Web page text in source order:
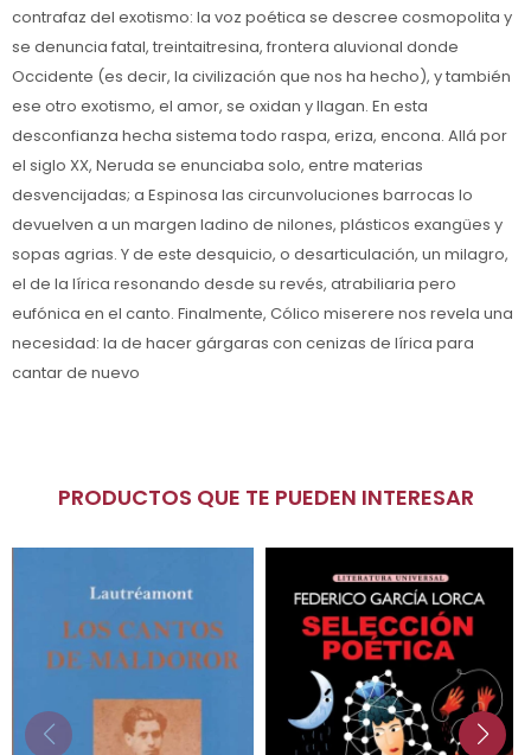
contrafaz del exotismo: la voz poética se descree cosmopolita y
se denuncia fatal, treintaitresina, frontera aluvional donde
Occidente (es decir, la civilización que nos ha hecho), y también
ese otro exotismo, el amor, se oxidan y llagan. En esta
desconfianza hecha sistema todo raspa, eriza, encona. Allá por
el siglo XX, Neruda se enunciaba solo, entre materias
desvencijadas; a Espinosa las circunvoluciones barrocas lo
devuelven a un margen ladino de nilones, plásticos exangües y
sopas agrias. Y de este desquicio, o desarticulación, un milagro,
el de la lírica resonando desde su revés, atrabiliaria pero
eufónica en el canto. Finalmente, Cólico miserere nos revela una
necesidad: la de hacer gárgaras con cenizas de lírica para
cantar de nuevo
PRODUCTOS QUE TE PUEDEN INTERESAR